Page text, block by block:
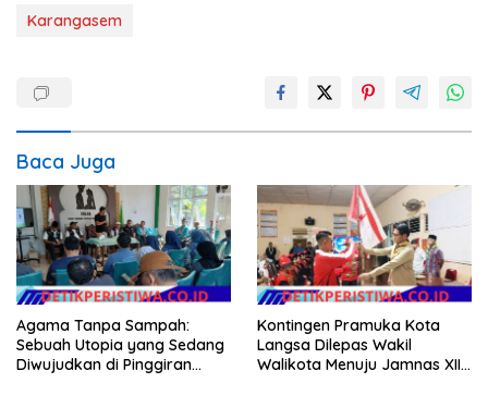
Karangasem
Baca Juga
Agama Tanpa Sampah:
Sebuah Utopia yang Sedang
Diwujudkan di Pinggiran
Kontingen Pramuka Kota
Langsa Dilepas Wakil
Walikota Menuju Jamnas XII